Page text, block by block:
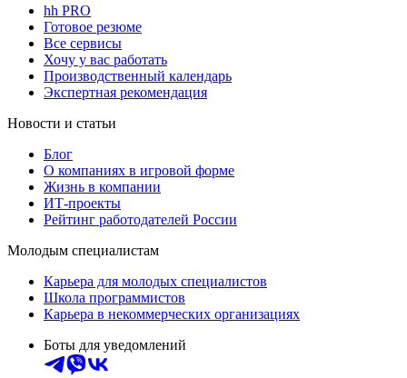
hh PRO
Готовое резюме
Все сервисы
Хочу у вас работать
Производственный календарь
Экспертная рекомендация
Новости и статьи
Блог
О компаниях в игровой форме
Жизнь в компании
ИТ-проекты
Рейтинг работодателей России
Молодым специалистам
Карьера для молодых специалистов
Школа программистов
Карьера в некоммерческих организациях
Боты для уведомлений